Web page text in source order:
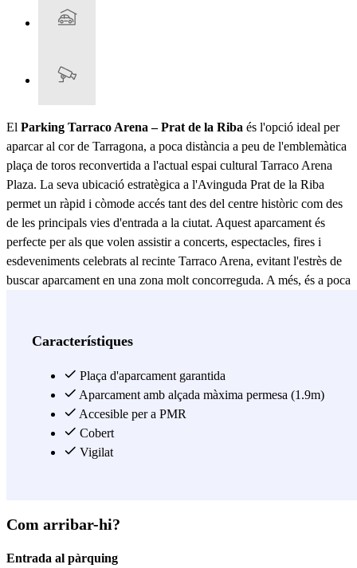
El Parking Tarraco Arena – Prat de la Riba és l'opció ideal per
aparcar al cor de Tarragona, a poca distància a peu de l'emblemàtica
plaça de toros reconvertida a l'actual espai cultural Tarraco Arena
Plaza. La seva ubicació estratègica a l'Avinguda Prat de la Riba
permet un ràpid i còmode accés tant des del centre històric com des
de les principals vies d'entrada a la ciutat. Aquest aparcament és
perfecte per als que volen assistir a concerts, espectacles, fires i
esdeveniments celebrats al recinte Tarraco Arena, evitant l'estrès de
buscar aparcament en una zona molt concorreguda. A més, és a poca
en una excel·lent alternativa també per a visitants i turistes. El
compta amb servei de vigilància i compta amb places reservades per
a persones amb mobilitat reduïda. A més, les tarifes són a partir
d'una hora en endavant i compta amb passades multipass, és a dir
que pots entrar i sortir del pàrquing tantes vegades com vulguis. El
pàrquing és obert les 24 hores de l´any. Reserva ara la teva plaça
Característiques
Plaça d'aparcament garantida
Aparcament amb alçada màxima permesa (1.9m)
Accesible per a PMR
Cobert
Vigilat
Com arribar-hi?
Entrada al pàrquing